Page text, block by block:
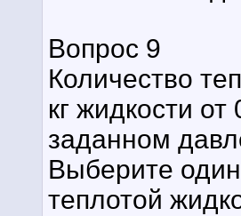
Вопрос 9
Количество
кг жидкости
заданном
Выберите
теплотой